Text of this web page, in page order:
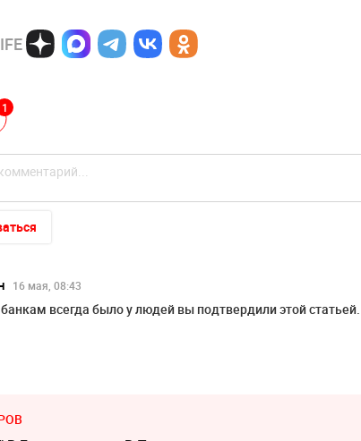
1
16 мая, 08:43
всегда было у людей вы подтвердили этой статьей.